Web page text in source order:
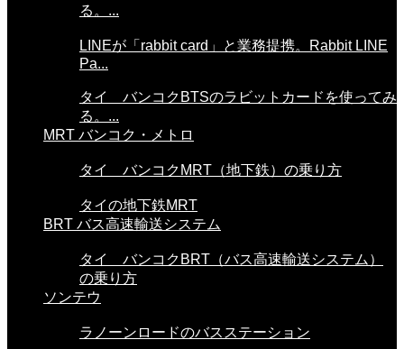
る。...
LINEが「rabbit card」と業務提携。Rabbit LINE
Pa...
タイ バンコクBTSのラビットカードを使ってみ
る。...
MRT バンコク・メトロ
タイ バンコクMRT（地下鉄）の乗り方
タイの地下鉄MRT
BRT バス高速輸送システム
タイ バンコクBRT（バス高速輸送システム）
の乗り方
ソンテウ
ラノーンロードのバスステーション